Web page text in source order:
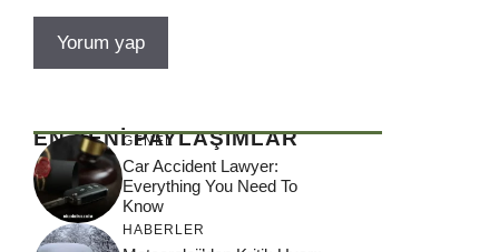
EN YENİ PAYLAŞIMLAR
GENEL
Car Accident Lawyer:
Everything You Need To
Know
HABERLER